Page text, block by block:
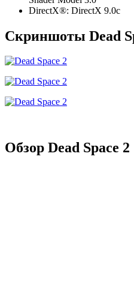
DirectX®: DirectX 9.0c
Скриншоты Dead
Обзор Dead Space 2